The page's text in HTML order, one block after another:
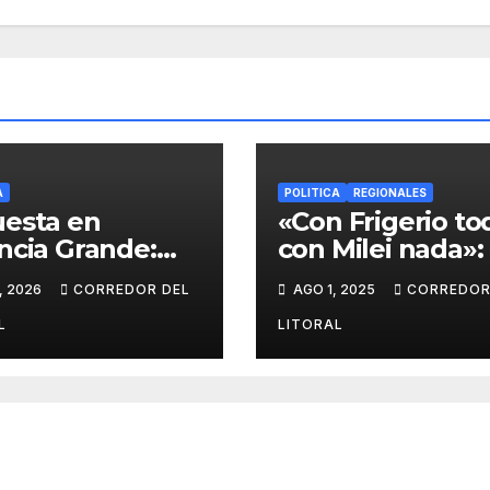
en
Grande:
respaldo al
como
candidato a
2026 CORREDOR DEL
POLITICA REGIONALES
«Con Frigerio
con Milei nada»:
intendente
Goldín marca su
límite político»
AGO 1, 2025
LITORAL